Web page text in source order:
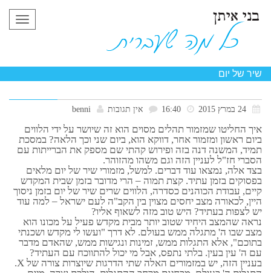
שיר של יום
אין תגובות benni
איך החליטו שמזמור תהלים מסוים הוא זה שיושר על ידי הלווים
ביום ראשון ומזמור אחר, דווקא הוא, ביום שני וכך הלאה? במסכת
תמיד, המשנה דנה בזה ופירוש קהתי שם מספק את הברייתות עם
הסברי חז"ל לעניין הזה וגם משהו מהזוהר.
בצד אלה, נמצאו עוד דברים. למשל, מזמורי שיר של יום מלאים
בפסוקים בזמן עתיד. קצת תמוה – הרי מדובר בזמן שבית המקדש
קיים, עבודת הכוהנים כסדרה, הלווים שרים שיר של יום בזמן ניסוך
היין, לכאורה מצב יחסים מצוין בין הקב"ה לעם ישראל – למה עוד
יש לצפות בעתיד? היש טוב מזה לשאוף אליו?
נראה שהמצב היחיד שטוב יותר מבית מקדש פעיל על מכונו הוא
מצב שבו ה' מתגלה ממש בעולם. לא דרך "ועשו לי מקדש ושכנתי
בתוכם", אלא התגלות ממש, זמינות ונגישות ממש, שהאדם מדבר
עם ה' עין בעין. בלתי נתפס, אבל מי יכול להתווכח עם העתיד?
בעניין הזה, יש במזמורים האלה שתי הדרגות שיוצרות צורה של X.